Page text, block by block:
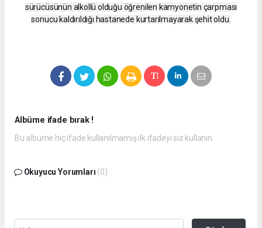
sürücüsünün alkollü olduğu öğrenilen kamyonetin çarpması
sonucu kaldırıldığı hastanede kurtarılmayarak şehit oldu.
Albüme ifade bırak !
Bu albüme hiç ifade kullanılmamış ilk ifadeyi siz kullanın.
Okuyucu Yorumları (0)